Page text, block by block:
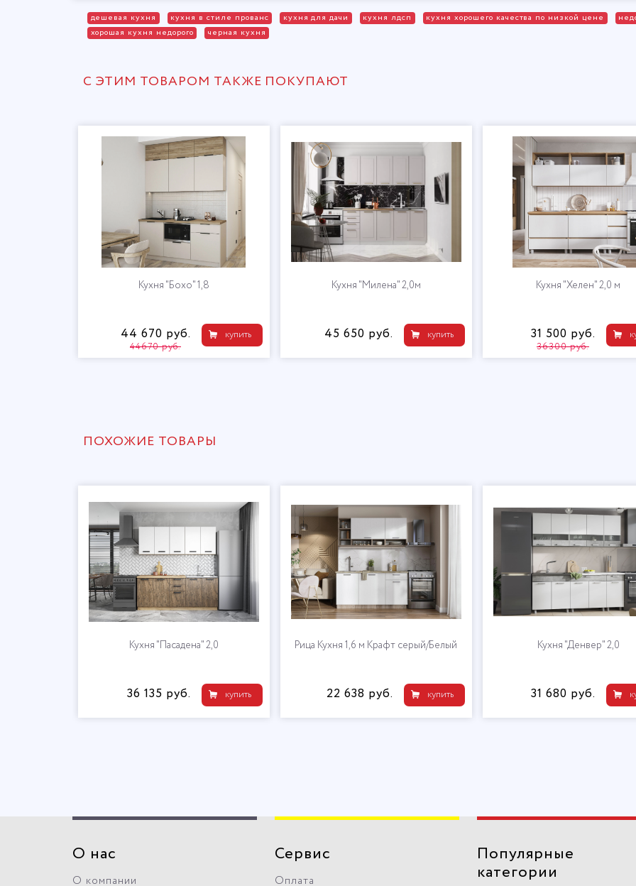
дешевая кухня кухня в стиле прованс кухня для дачи кухня лдсп кухня хорошего качества по низкой цене
хорошая кухня недорого
черная кухня
С ЭТИМ ТОВАРОМ ТАКЖЕ ПОКУПАЮТ
Кухня "Нома" 2,0
купить
37 100 руб.
41400 руб.
Кухня "Бохо" 1,8
купить
44 670 руб.
Кухня "Милена" 2,0м
45 650 руб.
ПОХОЖИЕ ТОВАРЫ
Кухня "Пасадена" 2,0
купить
36 135 руб.
Рица Кухня 1,6 м Крафт серый/Белый
купить
22 638 руб.
Кухня "Денвер" 2,0
31 680 руб.
О нас
О компании
Сервис
Оплата
Популярные
категории